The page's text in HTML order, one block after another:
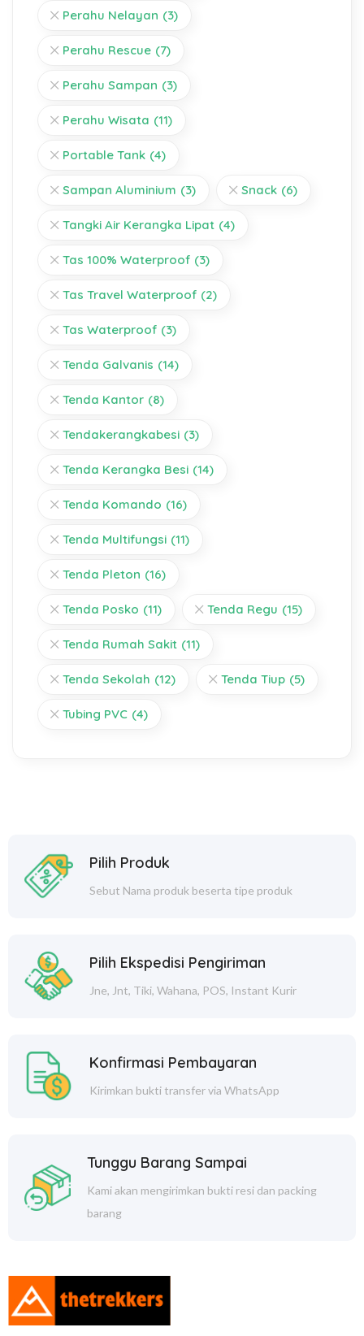
Perahu Nelayan (3)
Perahu Rescue (7)
Perahu Sampan (3)
Perahu Wisata (11)
Portable Tank (4)
Sampan Aluminium (3) Snack (6)
Tangki Air Kerangka Lipat (4)
Tas 100% Waterproof (3)
Tas Travel Waterproof (2)
Tas Waterproof (3)
Tenda Galvanis (14)
Tenda Kantor (8)
Tendakerangkabesi (3)
Tenda Kerangka Besi (14)
Tenda Komando (16)
Tenda Multifungsi (11)
Tenda Pleton (16)
Tenda Posko (11) Tenda Regu (15)
Tenda Rumah Sakit (11)
Tenda Sekolah (12) Tenda Tiup (5)
Tubing PVC (4)
Pilih Produk
Sebut Nama produk beserta tipe produk
Pilih Ekspedisi Pengiriman
Jne, Jnt, Tiki, Wahana, POS, Instant Kurir
Konfirmasi Pembayaran
Kirimkan bukti transfer via WhatsApp
Tunggu Barang Sampai
Kami akan mengirimkan bukti resi dan packing
barang